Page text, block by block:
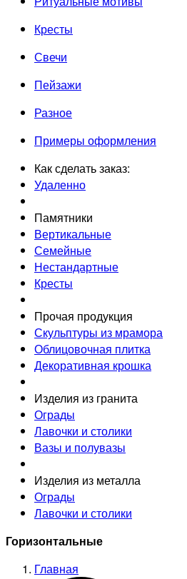
Кресты
Свечи
Пейзажи
Разное
Примеры оформления
Как сделать заказ:
Удаленно
Памятники
Вертикальные
Семейные
Нестандартные
Кресты
Прочая продукция
Скульптуры из мрамора
Облицовочная плитка
Декоративная крошка
Изделия из гранита
Ограды
Лавочки и столики
Вазы и полувазы
Изделия из металла
Ограды
Лавочки и столики
Горизонтальные
Главная